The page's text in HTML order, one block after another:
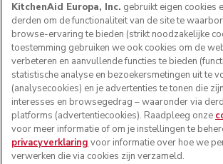
KitchenAid Europa, Inc. gebruikt eigen cookies
derden om de functionaliteit van de site te
browse-ervaring te bieden (strikt noodzakelijke
toestemming gebruiken we ook cookies om de
verbeteren en aanvullende functies te bieden
statistische analyse en bezoekersmetingen uit te
(analysecookies) en je advertenties te tonen die
interesses en browsegedrag – waaronder via
platforms (advertentiecookies). Raadpleeg onze
voor meer informatie of om je instellingen te
privacyverklaring voor informatie over hoe we
verwerken die via cookies zijn verzameld.